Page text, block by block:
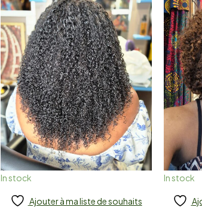
In stock
Add to cart
Ajouter à ma liste de souhaits
In stock